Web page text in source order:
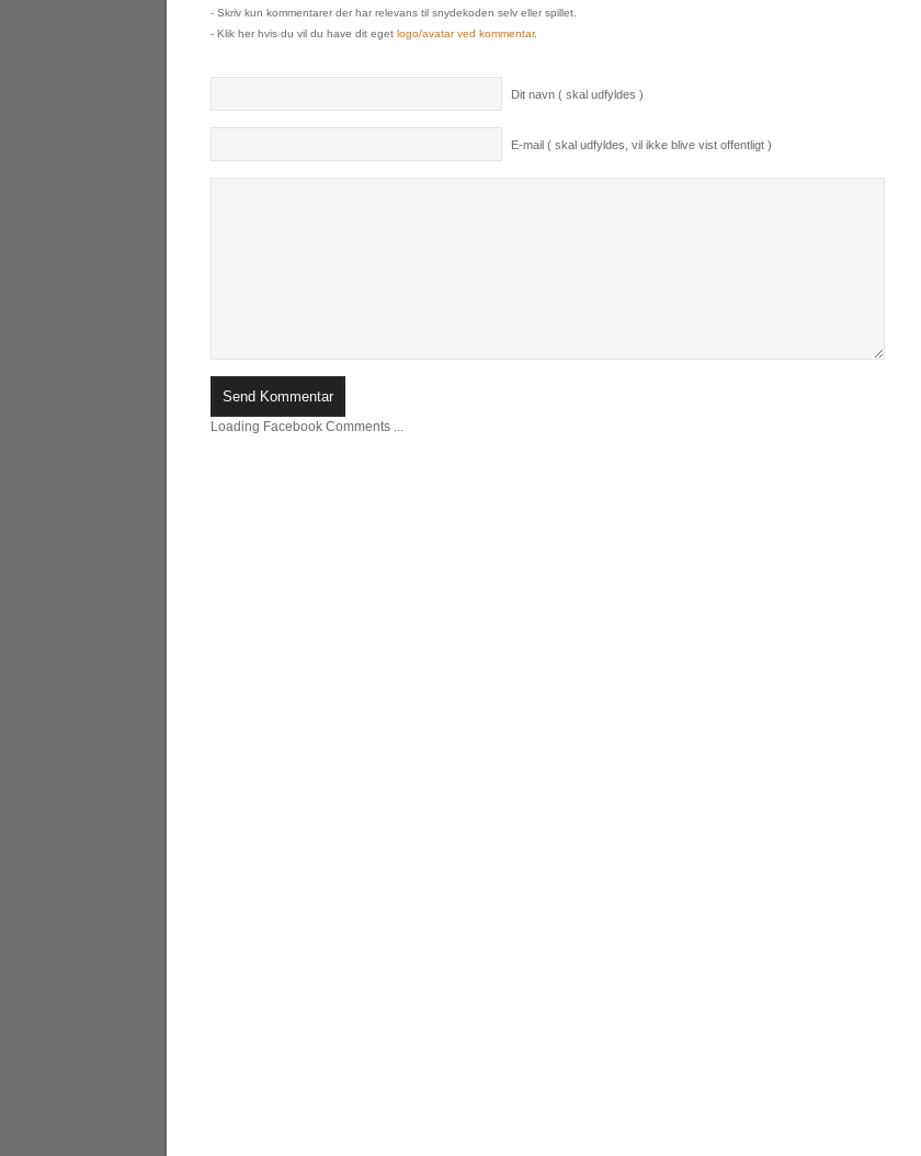
- Skriv kun kommentarer der har relevans til snydekoden selv eller spillet.
- Klik her hvis du vil du have dit eget logo/avatar ved kommentar.
Dit navn ( skal udfyldes )
E-mail ( skal udfyldes, vil ikke blive vist offentligt )
Loading Facebook Comments ...